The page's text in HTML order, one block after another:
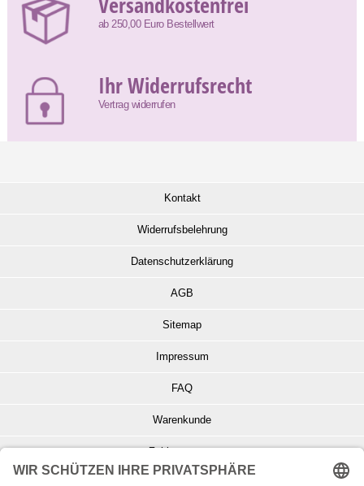
ab 250,00 Euro Bestellwert
Ihr Widerrufsrecht
Vertrag widerrufen
Kontakt
Widerrufsbelehrung
Datenschutzerklärung
AGB
Sitemap
Impressum
FAQ
Warenkunde
Zahlungsarten